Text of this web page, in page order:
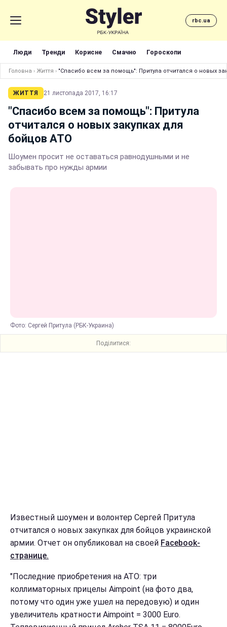
rbc.ua
Люди Тренди Корисне Смачно Гороскопи
Головна › Життя › "Спасибо всем за помощь": Притула отчитался о новых
ЖИТТЯ 21 листопада 2017, 16:17
"Спасибо всем за помощь": Притула
отчитался о новых закупках для
бойцов АТО
Шоумен просит не оставаться равнодушными и не
забывать про нужды армии
Фото: Сергей Притула (РБК-Украина)
Поділитися:
Известный шоумен и волонтер Сергей Притула
отчитался о новых закупках для бойцов украинской
армии. Отчет он опубликовал на своей Facebook-
странице.
"Последние приобретения на АТО: три
коллиматорных прицелы Aimpoint (на фото два,
потому что один уже ушел на передовую) и один
увеличитель кратности Aimpoint = 3000 Euro.